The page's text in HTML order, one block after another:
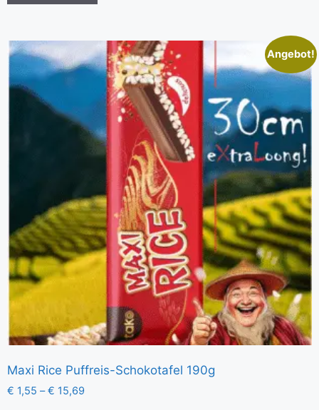
Angebot!
Maxi Rice Puffreis-Schokotafel 190g
€ 1,55 –€ 15,69